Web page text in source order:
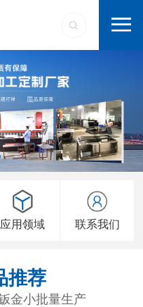
应用领域 联系我们
推荐
金小批量生产